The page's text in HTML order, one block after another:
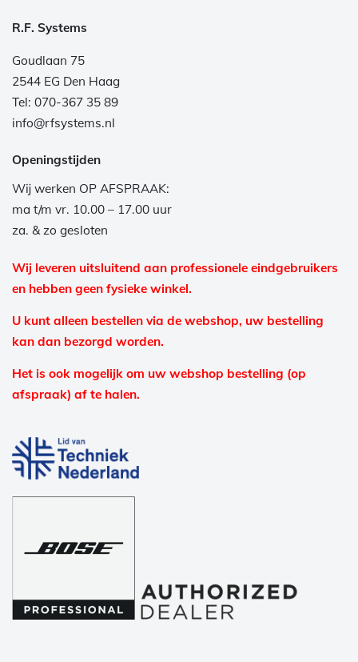
R.F. Systems
Goudlaan 75
2544 EG Den Haag
Tel: 070-367 35 89
info@rfsystems.nl
Openingstijden
Wij werken OP AFSPRAAK:
ma t/m vr. 10.00 – 17.00 uur
za. & zo gesloten
Wij leveren uitsluitend aan professionele eindgebruikers
en hebben geen fysieke winkel.
U kunt alleen bestellen via de webshop, uw bestelling
kan dan bezorgd worden.
Het is ook mogelijk om uw webshop bestelling (op
afspraak) af te halen.